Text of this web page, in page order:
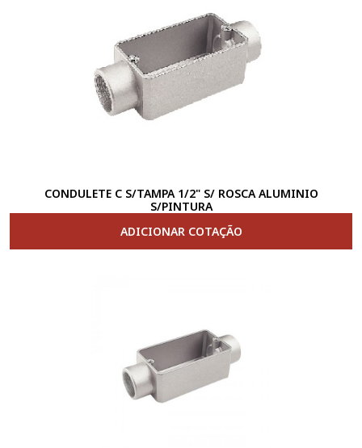
CONDULETE C S/TAMPA 1/2" S/ ROSCA ALUMINIO
S/PINTURA
ADICIONAR COTAÇÃO